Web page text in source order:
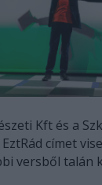
Kft és a
címet
versből talán